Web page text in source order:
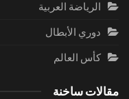
الرياضة العربية
دوري الأبطال
كأس العالم
مقالات ساخنة